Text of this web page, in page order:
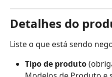
Detalhes do
Liste o que está sendo
Tipo de produto